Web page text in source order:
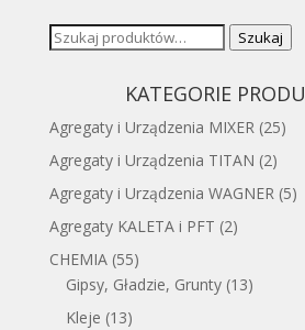
Szukaj: Szukaj
KATEGORIE
Agregaty i Urządzenia MIXER (25)
Agregaty i Urządzenia TITAN (2)
Agregaty i Urządzenia WAGNER (5)
Agregaty KALETA i PFT (2)
CHEMIA (55)
Gipsy, Gładzie, Grunty (13)
Kleje (13)